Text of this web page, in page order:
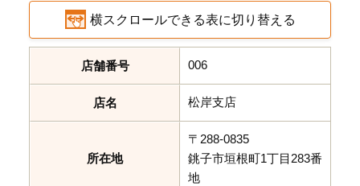
横スクロールできる表に切り替える
店舗番号 006
店名 松岸支店
所在地
〒288-0835
銚子市垣根町1丁目283番
地